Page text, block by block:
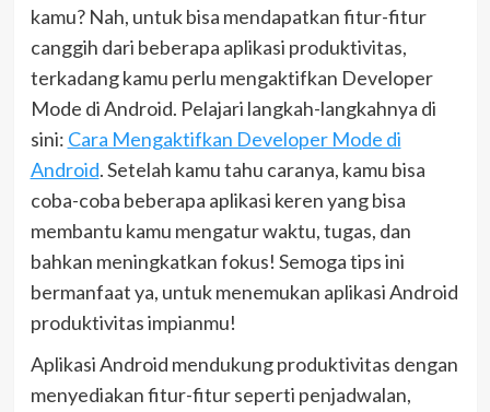
kamu? Nah, untuk bisa mendapatkan fitur-fitur
canggih dari beberapa aplikasi produktivitas,
terkadang kamu perlu mengaktifkan Developer
Mode di Android. Pelajari langkah-langkahnya di
sini: Cara Mengaktifkan Developer Mode di
Android. Setelah kamu tahu caranya, kamu bisa
coba-coba beberapa aplikasi keren yang bisa
membantu kamu mengatur waktu, tugas, dan
bahkan meningkatkan fokus! Semoga tips ini
bermanfaat ya, untuk menemukan aplikasi Android
produktivitas impianmu!
Aplikasi Android mendukung produktivitas dengan
menyediakan fitur-fitur seperti penjadwalan,